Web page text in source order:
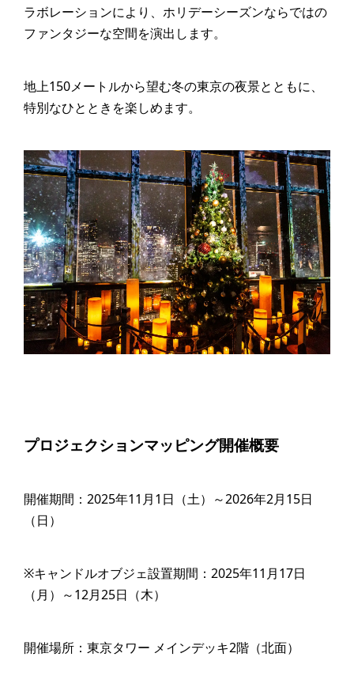
ラボレーションにより、ホリデーシーズンならではの
ファンタジーな空間を演出します。
地上150メートルから望む冬の東京の夜景とともに、
特別なひとときを楽しめます。
プロジェクションマッピング開催概要
開催期間：2025年11月1日（土）～2026年2月15日
（日）
※キャンドルオブジェ設置期間：2025年11月17日
（月）～12月25日（木）
開催場所：東京タワー メインデッキ2階（北面）